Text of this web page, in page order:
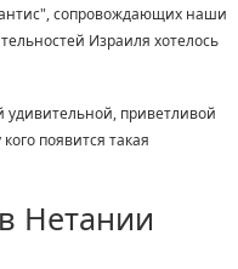
сопровождающих наши
Израиля хотелось
удивительной, приветливой
появится такая
Нетании